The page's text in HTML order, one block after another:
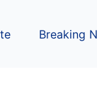
Breaking